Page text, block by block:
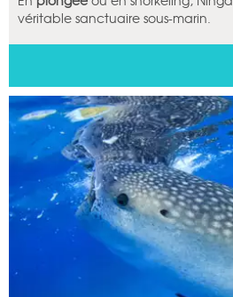
véritable sanctuaire sous-marin.